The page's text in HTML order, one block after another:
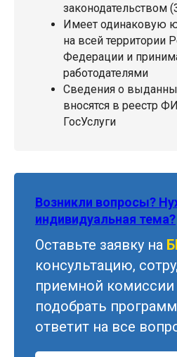
законодательством
Имеет одинаковую
на всей территории
Федерации и
работодателями
Сведения о
вносятся в реестр
ГосУслуги
Возникли вопросы?
индивидуальная тема?
Оставьте заявку на
консультацию,
приемной
подобрать
ответит на все